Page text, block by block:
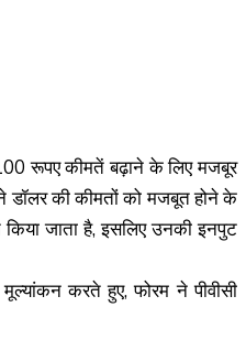
रूपए कीमतें बढ़ाने के लिए मजबूर
डॉलर की कीमतों को मजबूत होने के
जाता है, इसलिए उनकी इनपुट
करते हुए, फोरम ने पीवीसी